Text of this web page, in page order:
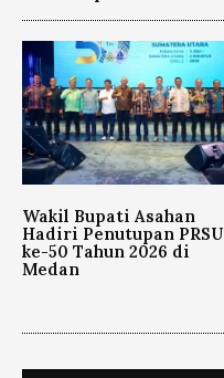
Wakil Bupati Asahan
Hadiri Penutupan PRSU
ke-50 Tahun 2026 di
Medan